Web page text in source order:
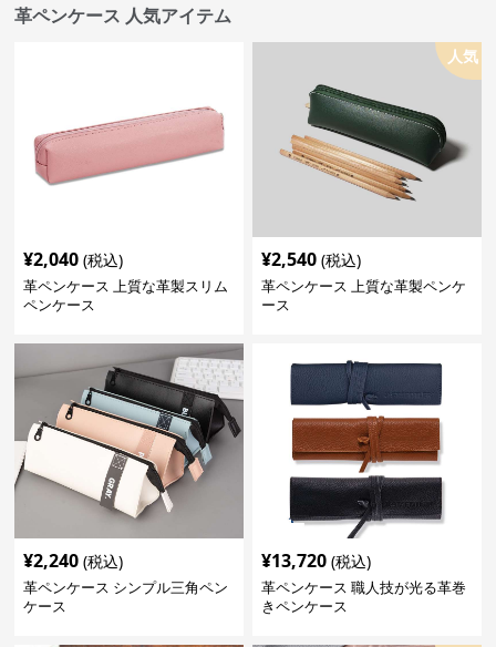
革ペンケース 人気アイテム
¥2,040 (税込)
革ペンケース 上質な革製スリム
ペンケース
人気
¥2,540 (税込)
革ペンケース 上質な革製ペンケ
ース
¥2,240 (税込)
革ペンケース シンプル三角ペン
ケース
¥13,720 (税込)
革ペンケース 職人技が光る革巻
きペンケース